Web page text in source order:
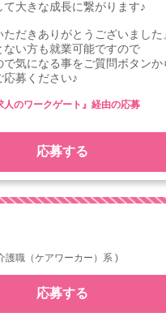
大きな成長に繋がります♪
ただきありがとうございました
い方も就業可能ですので
で気になる事をご質問ボタンか
募ください♪
応募する
人のワークゲート』経由の応募
護職（ケアワーカー）系 )
応募する